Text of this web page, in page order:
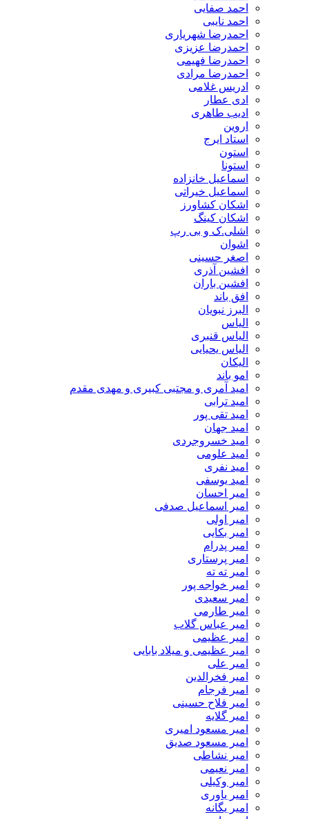
احمد صفایی
احمد نایبی
احمدرضا شهریاری
احمدرضا عزیزی
احمدرضا فهیمی
احمدرضا مرادی
ادریس غلامی
ادی عطار
ادیب طاهری
اروین
استاد ایرج
استون
استونا
اسماعیل خانزاده
اسماعیل خیراتی
اشکان کشاورز
اشکان کینگ
اشلی.ک و بی رپ
اشوان
اصغر حسینی
افشین آذری
افشین باران
افق باند
البرز نبویان
الیاس
الیاس قنبرى
الیاس یحیایی
الیکان
امو باند
امید آمری و مجتبی کبیری و مهدى مقدم
امید ترابی
امید تقی پور
امید جهان
امید خسروجردی
امید علومی
امید نفری
امید یوسفی
امیر احسان
امیر اسماعیل صدفی
امیر اولی
امیر بکایی
امیر پدرام
امیر پرستاری
امیر ته ته
امیر خواجه پور
امیر سعیدی
امیر طارمی
امیر عباس گلاب
امیر عظیمی
امیر عظیمی و میلاد بابایی
امیر علی
امیر فخرالدین
امیر فرجام
امیر فلاح حسینی
امیر گلایه
امیر مسعود امیری
امیر مسعود صدیق
امیر نشاطی
امیر نعیمی
امیر وکیلی
امیر یاوری
امیر یگانه